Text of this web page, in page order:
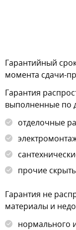
Гарантийный
момента сдачи-
Гарантия
выполненные по
отделочные
прочие
Гарантия не
материалы и
нормального